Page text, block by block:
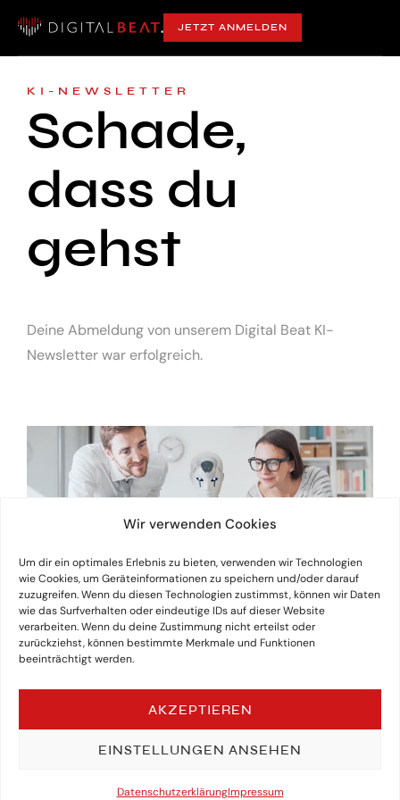
Wir verwenden Cookies
Um dir ein optimales Erlebnis zu bieten, verwenden wir Technologien
wie Cookies, um Geräteinformationen zu speichern und/oder darauf
zuzugreifen. Wenn du diesen Technologien zustimmst, können wir Daten
wie das Surfverhalten oder eindeutige IDs auf dieser Website
verarbeiten. Wenn du deine Zustimmung nicht erteilst oder
zurückziehst, können bestimmte Merkmale und Funktionen
beeinträchtigt werden.
AKZEPTIEREN
EINSTELLUNGEN ANSEHEN
DatenschutzerklärungImpressum
JETZT ANMELDEN
KI-NEWSLETTER
Schade,
dass du
gehst
Deine Abmeldung von unserem Digital Beat KI-
Newsletter war erfolgreich.